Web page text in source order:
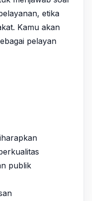
etika
Kamu akan
pelayan
publik